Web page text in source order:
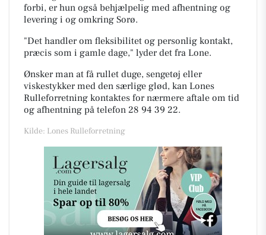
forbi, er hun også behjælpelig med afhentning og
levering i og omkring Sorø.
"Det handler om fleksibilitet og personlig kontakt,
præcis som i gamle dage," lyder det fra Lone.
Ønsker man at få rullet duge, sengetøj eller
viskestykker med den særlige glød, kan Lones
Rulleforretning kontaktes for nærmere aftale om tid
og afhentning på telefon 28 94 39 22.
Kilde: Lones Rulleforretning